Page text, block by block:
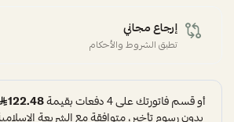
إرجاع مجاني
تطبق الشروط والأحكام